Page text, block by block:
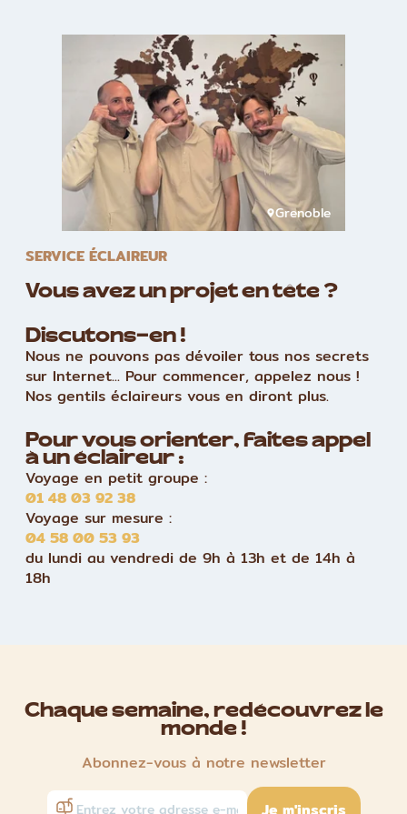
Grenoble
SERVICE ÉCLAIREUR
Vous avez un projet en tête ?
Discutons-en !
Nous ne pouvons pas dévoiler tous nos secrets
sur Internet... Pour commencer, appelez nous !
Nos gentils éclaireurs vous en diront plus.
Pour vous orienter, faites appel
à un éclaireur :
Voyage en petit groupe :
01 48 03 92 38
Voyage sur mesure :
04 58 00 53 93
du lundi au vendredi de 9h à 13h et de 14h à
18h
Chaque semaine, redécouvrez le
monde !
Abonnez-vous à notre newsletter